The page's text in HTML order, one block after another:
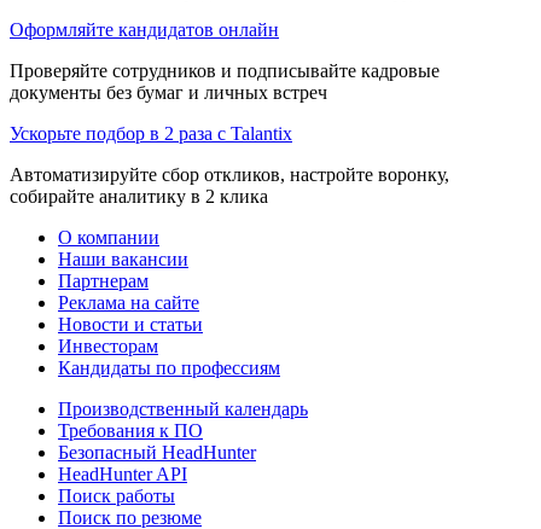
Оформляйте кандидатов онлайн
Проверяйте сотрудников и подписывайте кадровые
документы без бумаг и личных встреч
Ускорьте подбор в 2 раза с Talantix
Автоматизируйте сбор откликов, настройте воронку,
собирайте аналитику в 2 клика
О компании
Наши вакансии
Партнерам
Реклама на сайте
Новости и статьи
Инвесторам
Кандидаты по профессиям
Производственный календарь
Требования к ПО
Безопасный HeadHunter
HeadHunter API
Поиск работы
Поиск по резюме